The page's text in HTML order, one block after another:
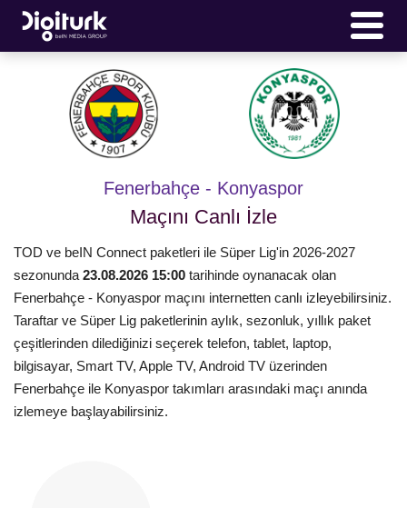
Fenerbahçe - Konyaspor
Maçını Canlı İzle
TOD ve beIN Connect paketleri ile Süper Lig'in 2026-2027
sezonunda 23.08.2026 15:00 tarihinde oynanacak olan
Fenerbahçe - Konyaspor maçını internetten canlı izleyebilirsiniz.
Taraftar ve Süper Lig paketlerinin aylık, sezonluk, yıllık paket
çeşitlerinden dilediğinizi seçerek telefon, tablet, laptop,
bilgisayar, Smart TV, Apple TV, Android TV üzerinden
Fenerbahçe ile Konyaspor takımları arasındaki maçı anında
izlemeye başlayabilirsiniz.